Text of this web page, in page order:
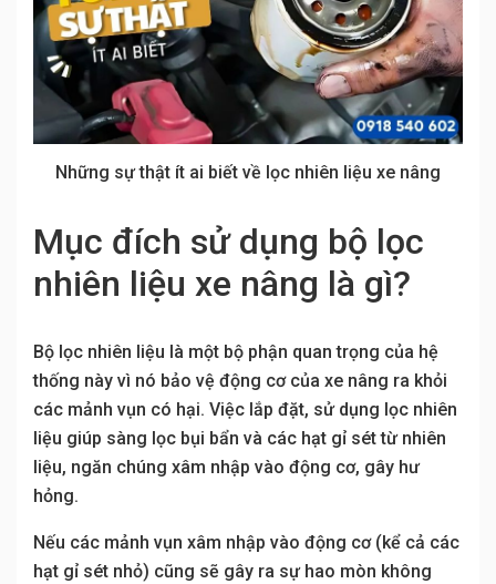
Những sự thật ít ai biết về lọc nhiên liệu xe nâng
Mục đích sử dụng bộ lọc
nhiên liệu xe nâng là gì?
Bộ lọc nhiên liệu là một bộ phận quan trọng của hệ
thống này vì nó bảo vệ động cơ của xe nâng ra khỏi
các mảnh vụn có hại. Việc lắp đặt, sử dụng lọc nhiên
liệu giúp sàng lọc bụi bẩn và các hạt gỉ sét từ nhiên
liệu, ngăn chúng xâm nhập vào động cơ, gây hư
hỏng.
Nếu các mảnh vụn xâm nhập vào động cơ (kể cả các
hạt gỉ sét nhỏ) cũng sẽ gây ra sự hao mòn không